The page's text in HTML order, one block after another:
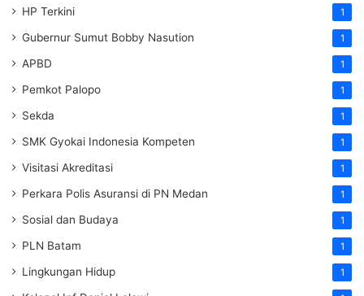
HP Terkini 1
Gubernur Sumut Bobby Nasution 1
APBD 1
Pemkot Palopo 1
Sekda 1
SMK Gyokai Indonesia Kompeten 1
Visitasi Akreditasi 1
Perkara Polis Asuransi di PN Medan 1
Sosial dan Budaya 1
PLN Batam 1
Lingkungan Hidup 1